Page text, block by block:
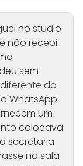
no studio
não recebi
sem
do
WhatsApp
um
colocava
secretaria
na sala